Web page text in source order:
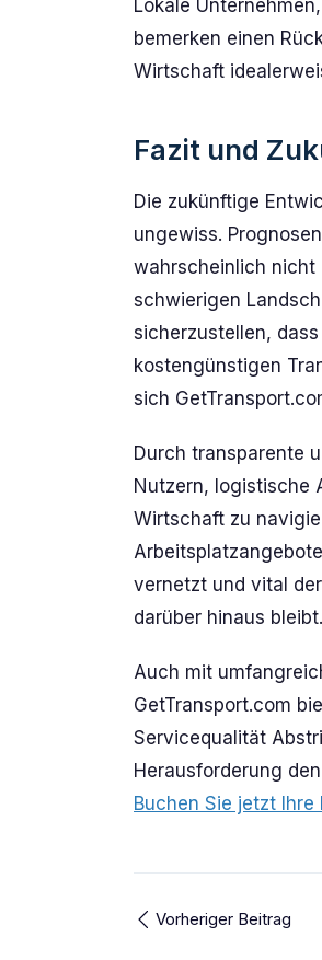
Lokale
bemerken einen
Wirtschaft
Fazit und
Die zukünftige
ungewiss.
wahrscheinlich nicht
schwierigen
sicherzustellen,
kostengünstigen
sich
Durch transparente
Nutzern, logistische
Wirtschaft zu
vernetzt und vital
darüber hinaus bleibt.
Auch mit
GetTransport.com
Servicequalität
Herausforderung
Buchen Sie jetzt
Vorheriger Beitrag